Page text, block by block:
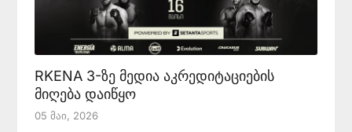
RKENA 3-ზე მედია აკრედიტაციების
მიღება დაიწყო
05 Მაი, 2026